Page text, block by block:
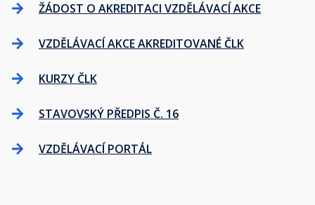
ŽÁDOST O AKREDITACI VZDĚLÁVACÍ AKCE
VZDĚLÁVACÍ AKCE AKREDITOVANÉ ČLK
KURZY ČLK
STAVOVSKÝ PŘEDPIS Č. 16
VZDĚLÁVACÍ PORTÁL